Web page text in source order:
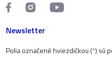
Newsletter
Polia označené hviezdičkou (*) sú